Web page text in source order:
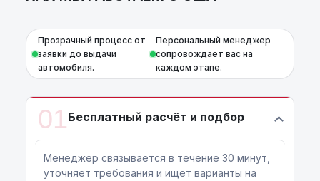
Прозрачный процесс от
заявки до выдачи
автомобиля.
Персональный менеджер
сопровождает вас на
каждом этапе.
01Бесплатный расчёт и подбор
Менеджер связывается в течение 30 минут,
уточняет требования и ищет варианты на